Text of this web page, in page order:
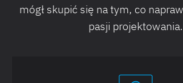
mógł skupić się na tym, co
pasji projektowania.